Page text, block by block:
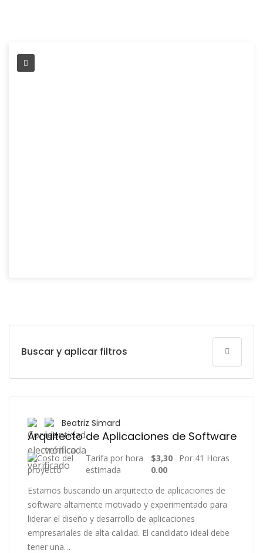
Buscar y aplicar filtros
Beatriz Simard
Arquitecto de Aplicaciones de Software
Tarifa por hora
estimada
$3,30
0.00
Por 41 Horas
Estamos buscando un arquitecto de aplicaciones de
software altamente motivado y experimentado para
liderar el diseño y desarrollo de aplicaciones
empresariales de alta calidad. El candidato ideal debe
tener una…